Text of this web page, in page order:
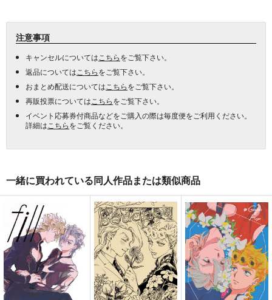
注意事項
キャンセルについては こちらをご覧下さい。
返品については こちらをご覧下さい。
おまとめ配送については こちらをご覧下さい。
再販投票については こちらをご覧下さい。
イベント応募券付商品などをご購入の際は毎度便をご利用ください。
詳細は こちらをご覧ください。
一緒に買われている同人作品または類似商品